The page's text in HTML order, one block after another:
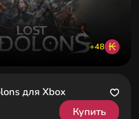
+48 ₭
для Xbox
Купить